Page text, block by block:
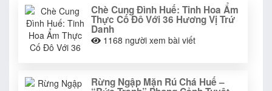
Chè Cung Đình Huế: Tinh Hoa Ẩm
Thực Cố Đô Với 36 Hương Vị Trứ
Danh
1168 người xem bài viết
Rừng Ngập Mặn Rú Chá Huế –